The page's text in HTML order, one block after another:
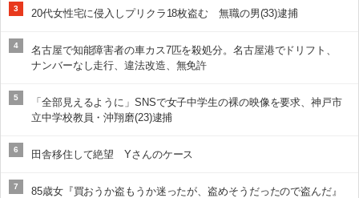
3 20代女性宅に侵入しプリクラ18枚盗む 無職の男(33)逮捕
4
名古屋で知能障害者の車カス7匹を殺処分。名古屋港でドリフト、
ナンバーなし走行、違法改造、無免許
5
「全部見えるように」SNSで女子中学生の裸の映像を要求、神戸市
立中学校教員・沖翔磨(23)逮捕
6 田舎移住して絶望 Yさんのケース
7
85歳女『買おうか盗もうか迷ったが、盗めそうだったので盗んだ』